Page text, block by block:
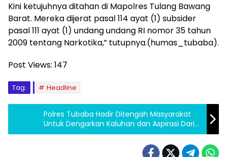
Kini ketujuhnya ditahan di Mapolres Tulang Bawang
Barat. Mereka dijerat pasal 114 ayat (1) subsider
pasal 111 ayat (1) undang undang RI nomor 35 tahun
2009 tentang Narkotika,” tutupnya.(humas_tubaba).
Post Views: 147
Tag: Headline
Polres Tubaba Hadir Ditengah Masyarakat
Untuk Dengarkan Kaluhan dan Aspirasi Dari
Warga Tubaba